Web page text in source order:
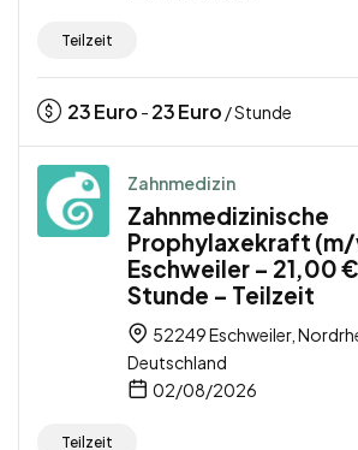
Teilzeit
23Euro - 23Euro / Stunde
Zahnmedizin
Zahnmedizinische
Prophylaxekraft
Eschweiler – 21,00
Stunde – Teilzeit
52249 Eschweiler,
Deutschland
02/08/2026
Teilzeit